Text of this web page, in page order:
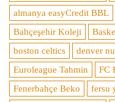
almanya easyCredit BBL
Bahçeşehir Koleji
boston celtics
denver
Euroleague Tahmin
FC
Fenerbahçe Beko
fersu